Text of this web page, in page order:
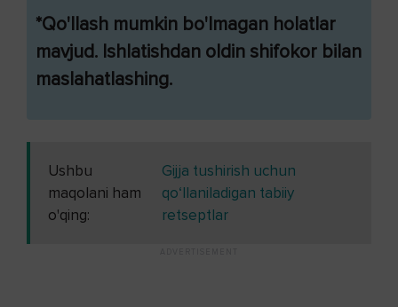
*Qo'llash mumkin bo'lmagan holatlar
mavjud. Ishlatishdan oldin shifokor bilan
maslahatlashing.
Ushbu
maqolani ham
o'qing:
Gijja tushirish uchun
qo‘llaniladigan tabiiy
retseptlar